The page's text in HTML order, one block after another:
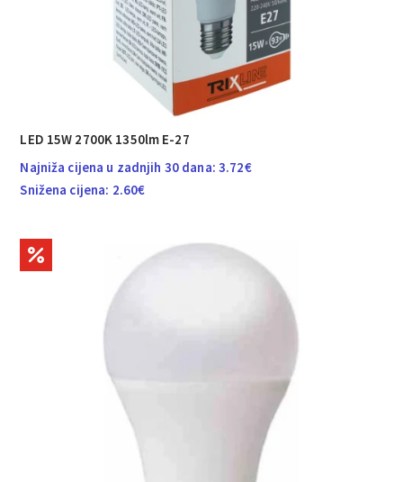
LED 15W 2700K 1350lm E-27
Najniža cijena u zadnjih 30 dana: 3.72€
Snižena cijena: 2.60€